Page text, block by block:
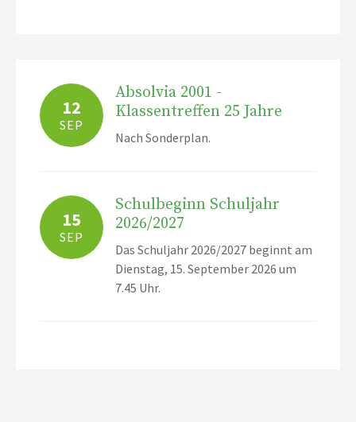
12
SEP
Absolvia 2001 -
Klassentreffen 25 Jahre
Nach Sonderplan.
15
SEP
Schulbeginn Schuljahr
2026/2027
Das Schuljahr 2026/2027 beginnt am
Dienstag, 15. September 2026 um
7.45 Uhr.